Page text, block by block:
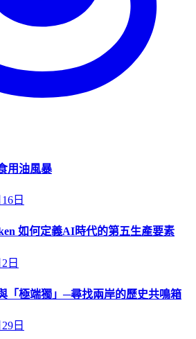
用油風暴
日
如何定義AI時代的第五生產要素
日
「極端獨」─尋找兩岸的歷史共鳴箱
日